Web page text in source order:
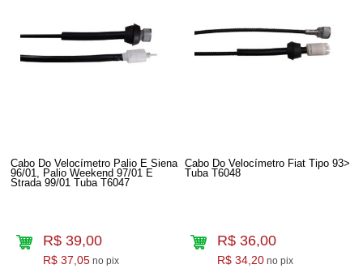
Cabo Do Velocímetro Palio E Siena
96/01, Palio Weekend 97/01 E
Strada 99/01 Tuba T6047
R$ 39,00
R$ 37,05 no pix
Cabo Do Velocímetro Fiat Tipo 93>
Tuba T6048
R$ 36,00
R$ 34,20 no pix